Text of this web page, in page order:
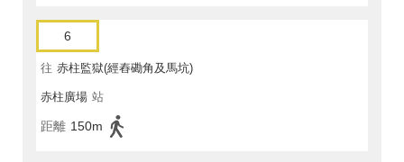
6
往 赤柱監獄(經舂磡角及馬坑)
赤柱廣場 站
距離 150m